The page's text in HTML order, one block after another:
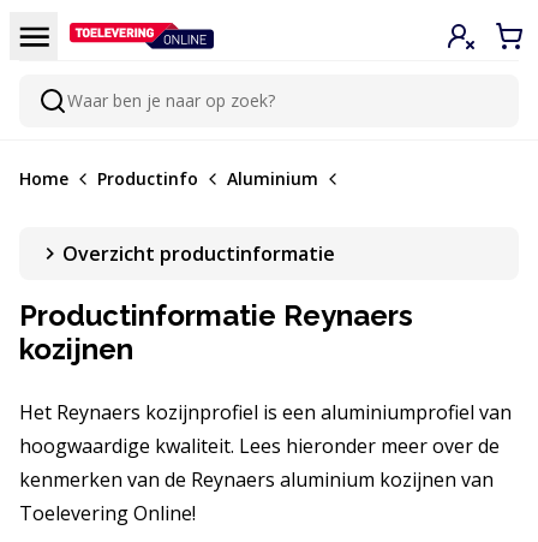
Menu
Zoeken
Waar ben je naar op zoek?
Inloggen
Home Productinfo Aluminium
Overzicht productinformatie
Productinformatie Reynaers
kozijnen
Het Reynaers kozijnprofiel is een aluminiumprofiel van
hoogwaardige kwaliteit. Lees hieronder meer over de
kenmerken van de Reynaers aluminium kozijnen van
Toelevering Online!